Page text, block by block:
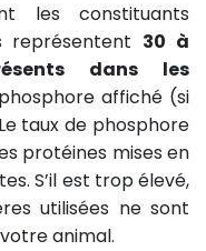
les constituants
représentent 30 à
dans les
affiché (si
taux de phosphore
protéines mises en
S’il est trop élevé,
utilisées ne sont
animal.